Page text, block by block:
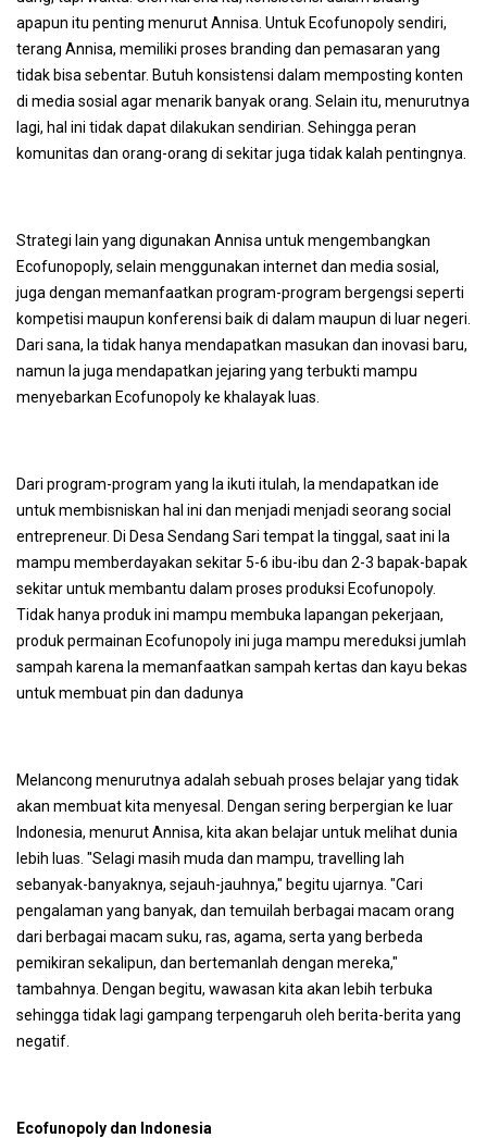
apapun itu penting menurut Annisa. Untuk Ecofunopoly sendiri,
terang Annisa, memiliki proses branding dan pemasaran yang
tidak bisa sebentar. Butuh konsistensi dalam memposting konten
di media sosial agar menarik banyak orang. Selain itu, menurutnya
lagi, hal ini tidak dapat dilakukan sendirian. Sehingga peran
komunitas dan orang-orang di sekitar juga tidak kalah pentingnya.
Strategi lain yang digunakan Annisa untuk mengembangkan
Ecofunopoply, selain menggunakan internet dan media sosial,
juga dengan memanfaatkan program-program bergengsi seperti
kompetisi maupun konferensi baik di dalam maupun di luar negeri.
Dari sana, Ia tidak hanya mendapatkan masukan dan inovasi baru,
namun Ia juga mendapatkan jejaring yang terbukti mampu
menyebarkan Ecofunopoly ke khalayak luas.
Dari program-program yang Ia ikuti itulah, Ia mendapatkan ide
untuk membisniskan hal ini dan menjadi menjadi seorang social
entrepreneur. Di Desa Sendang Sari tempat Ia tinggal, saat ini Ia
mampu memberdayakan sekitar 5-6 ibu-ibu dan 2-3 bapak-bapak
sekitar untuk membantu dalam proses produksi Ecofunopoly.
Tidak hanya produk ini mampu membuka lapangan pekerjaan,
produk permainan Ecofunopoly ini juga mampu mereduksi jumlah
sampah karena Ia memanfaatkan sampah kertas dan kayu bekas
untuk membuat pin dan dadunya
Melancong menurutnya adalah sebuah proses belajar yang tidak
akan membuat kita menyesal. Dengan sering berpergian ke luar
Indonesia, menurut Annisa, kita akan belajar untuk melihat dunia
lebih luas. "Selagi masih muda dan mampu, travelling lah
sebanyak-banyaknya, sejauh-jauhnya," begitu ujarnya. "Cari
pengalaman yang banyak, dan temuilah berbagai macam orang
dari berbagai macam suku, ras, agama, serta yang berbeda
pemikiran sekalipun, dan bertemanlah dengan mereka,"
tambahnya. Dengan begitu, wawasan kita akan lebih terbuka
sehingga tidak lagi gampang terpengaruh oleh berita-berita yang
negatif.
Ecofunopoly dan Indonesia